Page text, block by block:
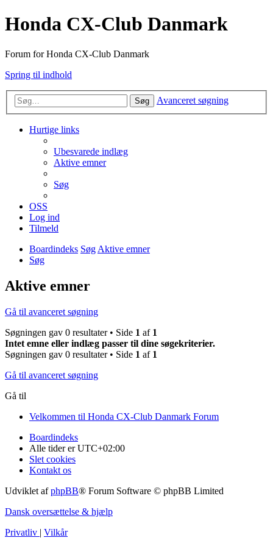
Honda CX-Club Danmark
Forum for Honda CX-Club Danmark
Spring til indhold
Søg Avanceret søgning
Hurtige links
Ubesvarede indlæg
Aktive emner
Søg
OSS
Log ind
Tilmeld
Boardindeks SøgAktive emner
Søg
Aktive emner
Gå til avanceret søgning
Søgningen gav 0 resultater • Side 1 af 1
Intet emne eller indlæg passer til dine søgekriterier.
Søgningen gav 0 resultater • Side 1 af 1
Gå til avanceret søgning
Gå til
Velkommen til Honda CX-Club Danmark Forum
Boardindeks
Alle tider erUTC+02:00
Slet cookies
Kontakt os
Udviklet afphpBB® Forum Software © phpBB Limited
Dansk oversættelse & hjælp
Privatliv | Vilkår